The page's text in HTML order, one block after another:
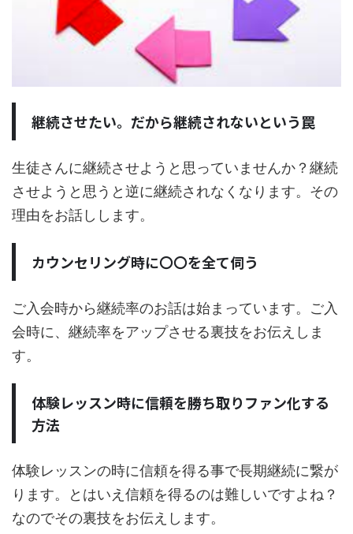
継続させたい。だから継続されないという罠
生徒さんに継続させようと思っていませんか？継続
させようと思うと逆に継続されなくなります。その
理由をお話しします。
カウンセリング時に〇〇を全て伺う
ご入会時から継続率のお話は始まっています。ご入
会時に、継続率をアップさせる裏技をお伝えしま
す。
体験レッスン時に信頼を勝ち取りファン化する
方法
体験レッスンの時に信頼を得る事で長期継続に繋が
ります。とはいえ信頼を得るのは難しいですよね？
なのでその裏技をお伝えします。